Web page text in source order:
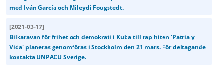
med Iván García och Mileydi Fougstedt.
[2021-03-17]
Bilkaravan för frihet och demokrati i Kuba till rap hiten 'Patria y
Vida' planeras genomföras i Stockholm den 21 mars. För deltagande
kontakta UNPACU Sverige.